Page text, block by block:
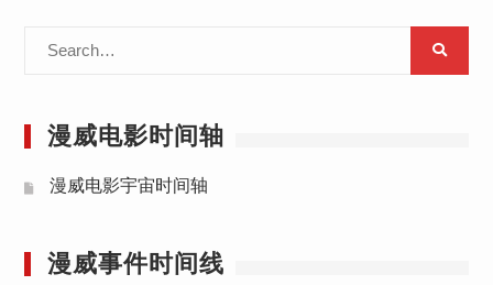
漫威电影时间轴
漫威电影宇宙时间轴
漫威事件时间线